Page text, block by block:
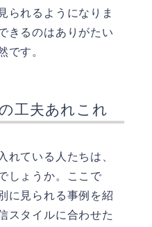
られるようになりま
きるのはありがたい
です。
工夫あれこれ
れている人たちは、
しょうか。ここで
に見られる事例を紹
スタイルに合わせた